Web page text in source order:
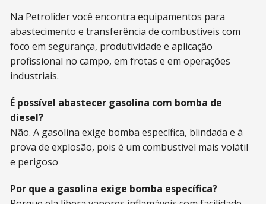
Na Petrolider você encontra equipamentos para
abastecimento e transferência de combustíveis com
foco em segurança, produtividade e aplicação
profissional no campo, em frotas e em operações
industriais.
É possível abastecer gasolina com bomba de
diesel?
Não. A gasolina exige bomba específica, blindada e à
prova de explosão, pois é um combustível mais volátil
e perigoso
Por que a gasolina exige bomba específica?